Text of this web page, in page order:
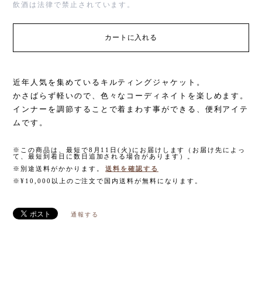
飲酒は法律で禁止されています。
カートに入れる
近年人気を集めているキルティングジャケット。
かさばらず軽いので、色々なコーディネイトを楽しめます。
インナーを調節することで着まわす事ができる、便利アイテ
ムです。
※この商品は、最短で8月11日(火)にお届けします（お届け先によっ
て、最短到着日に数日追加される場合があります）。
※別途送料がかかります。
送料を確認する
※¥10,000以上のご注文で国内送料が無料になります。
通報する